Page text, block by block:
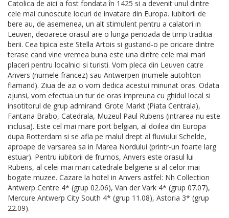
Catolica de aici a fost fondata în 1425 si a devenit unul dintre
cele mai cunoscute locuri de invatare din Europa. Iubitorii de
bere au, de asemenea, un alt stimulent pentru a calatori in
Leuven, deoarece orasul are o lunga perioada de timp traditia
berii. Cea tipica este Stella Artois si gustand-o pe oricare dintre
terase cand vine vremea buna este una dintre cele mai mari
placeri pentru localnici si turisti. Vom pleca din Leuven catre
Anvers (numele francez) sau Antwerpen (numele autohton
flamand). Ziua de azi o vom dedica acestui minunat oras. Odata
ajunsi, vom efectua un tur de oras impreuna cu ghidul local si
insotitorul de grup admirand: Grote Markt (Piata Centrala),
Fantana Brabo, Catedrala, Muzeul Paul Rubens (intrarea nu este
inclusa). Este cel mai mare port belgian, al doilea din Europa
dupa Rotterdam si se afla pe malul drept al fluviului Schelde,
aproape de varsarea sa in Marea Nordului (printr-un foarte larg
estuar). Pentru iubitorii de frumos, Anvers este orasul lui
Rubens, al celei mai mari catedrale belgiene si al celor mai
bogate muzee. Cazare la hotel in Anvers astfel: Nh Collection
Antwerp Centre 4* (grup 02.06), Van der Vark 4* (grup 07.07),
Mercure Antwerp City South 4* (grup 11.08), Astoria 3* (grup
22.09).